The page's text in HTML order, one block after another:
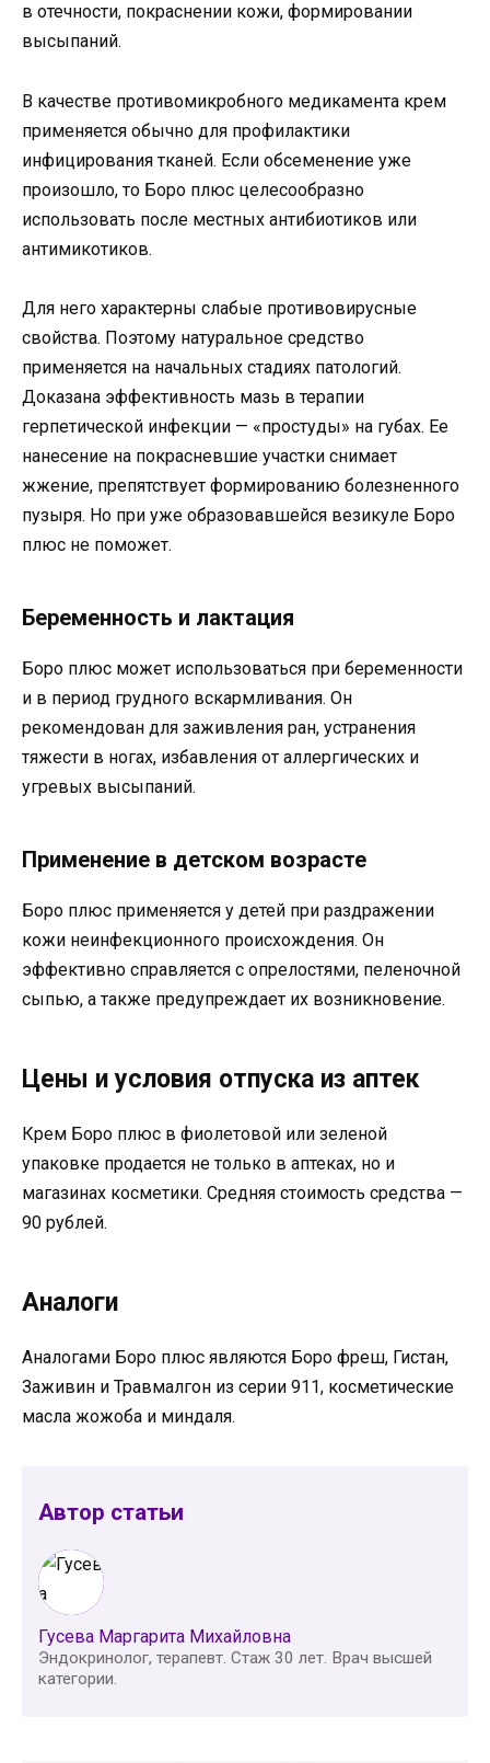
в отечности, покраснении кожи, формировании
высыпаний.
В качестве противомикробного медикамента крем
применяется обычно для профилактики
инфицирования тканей. Если обсеменение уже
произошло, то Боро плюс целесообразно
использовать после местных антибиотиков или
антимикотиков.
Для него характерны слабые противовирусные
свойства. Поэтому натуральное средство
применяется на начальных стадиях патологий.
Доказана эффективность мазь в терапии
герпетической инфекции — «простуды» на губах. Ее
нанесение на покрасневшие участки снимает
жжение, препятствует формированию болезненного
пузыря. Но при уже образовавшейся везикуле Боро
плюс не поможет.
Беременность и лактация
Боро плюс может использоваться при беременности
и в период грудного вскармливания. Он
рекомендован для заживления ран, устранения
тяжести в ногах, избавления от аллергических и
угревых высыпаний.
Применение в детском возрасте
Боро плюс применяется у детей при раздражении
кожи неинфекционного происхождения. Он
эффективно справляется с опрелостями, пеленочной
сыпью, а также предупреждает их возникновение.
Цены и условия отпуска из аптек
Крем Боро плюс в фиолетовой или зеленой
упаковке продается не только в аптеках, но и
магазинах косметики. Средняя стоимость средства —
90 рублей.
Аналоги
Аналогами Боро плюс являются Боро фреш, Гистан,
Заживин и Травмалгон из серии 911, косметические
масла жожоба и миндаля.
Автор статьи
Гусева Маргарита Михайловна
Эндокринолог, терапевт. Стаж 30 лет. Врач высшей
категории.